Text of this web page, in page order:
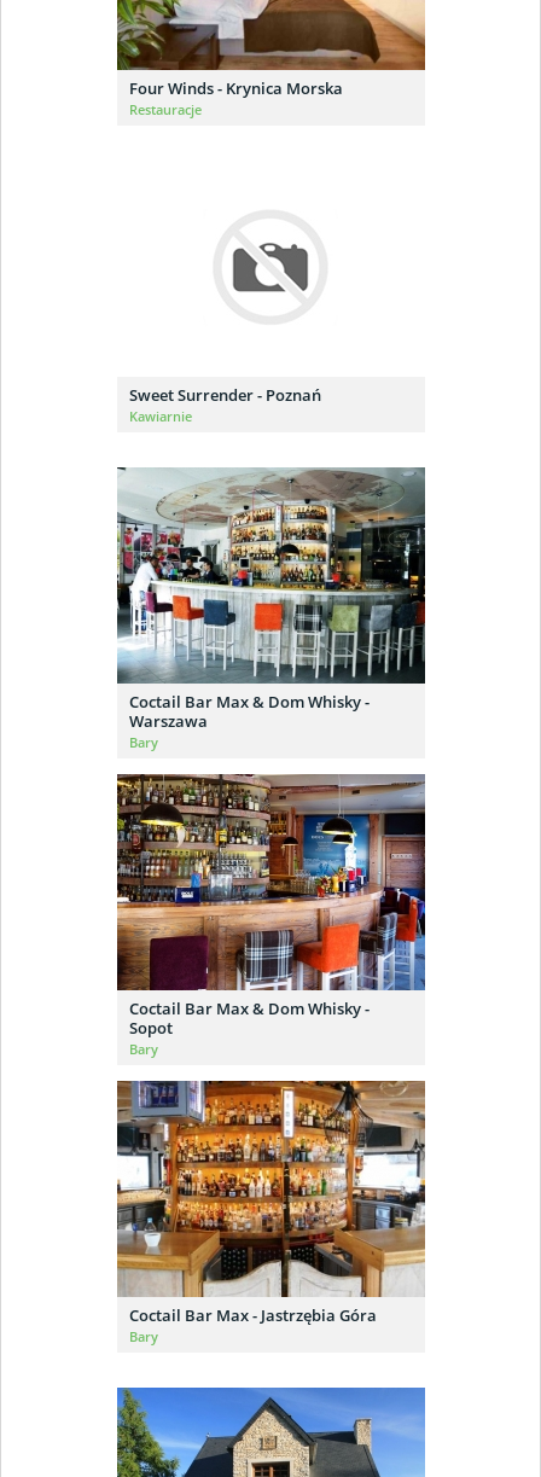
Four Winds - Krynica Morska
Restauracje
Sweet Surrender - Poznań
Kawiarnie
Coctail Bar Max & Dom Whisky -
Warszawa
Bary
Coctail Bar Max & Dom Whisky -
Sopot
Bary
Coctail Bar Max - Jastrzębia Góra
Bary